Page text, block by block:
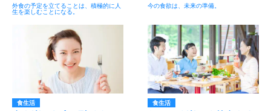
外食の予定を立てることは、積極的に人
生を楽しむことになる。
今の食欲は、未来の準備。
食生活 食生活